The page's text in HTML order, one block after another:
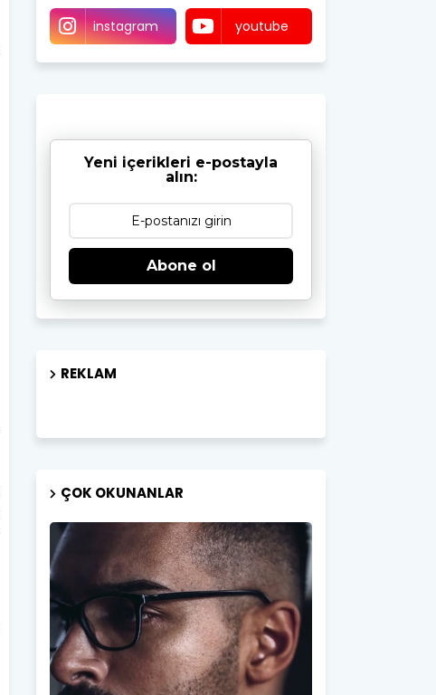
instagram youtube
Yeni içerikleri e-postayla
alın:
Abone ol
REKLAM
ÇOK OKUNANLAR